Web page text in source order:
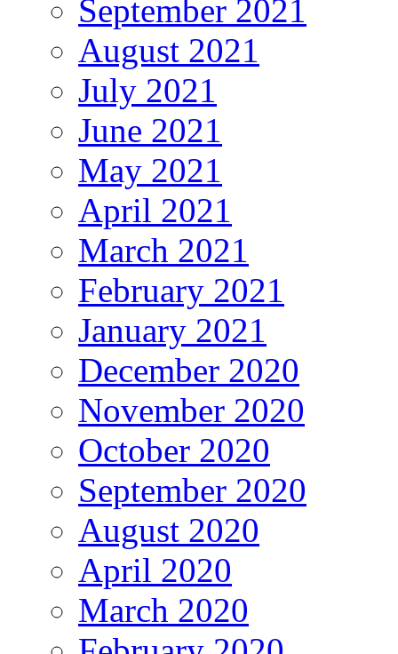
September 2021
August 2021
July 2021
June 2021
May 2021
April 2021
March 2021
February 2021
January 2021
December 2020
November 2020
October 2020
September 2020
August 2020
April 2020
March 2020